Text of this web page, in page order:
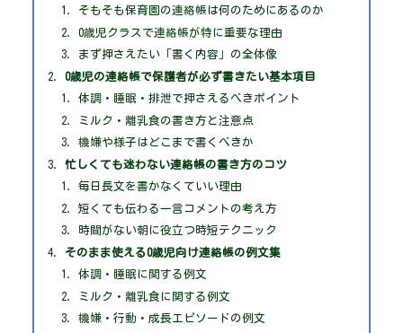
そもそも保育園の連絡帳は何のためにあるのか
0歳児クラスで連絡帳が特に重要な理由
まず押さえたい「書く内容」の全体像
0歳児の連絡帳で保護者が必ず書きたい基本項目
体調・睡眠・排泄で押さえるべきポイント
ミルク・離乳食の書き方と注意点
機嫌や様子はどこまで書くべきか
忙しくても迷わない連絡帳の書き方のコツ
毎日長文を書かなくていい理由
短くても伝わる一言コメントの考え方
時間がない朝に役立つ時短テクニック
そのまま使える0歳児向け連絡帳の例文集
体調・睡眠に関する例文
ミルク・離乳食に関する例文
機嫌・行動・成長エピソードの例文